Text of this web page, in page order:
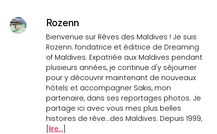
Rozenn
Bienvenue sur Rêves des Maldives ! Je suis
Rozenn. fondatrice et éditrice de Dreaming
of Maldives. Expatriée aux Maldives pendant
plusieurs années, je continue d'y séjourner
pour y découvrir maintenant de nouveaux
hôtels et accompagner Sakis, mon
partenaire, dans ses reportages photos. Je
partage ici avec vous mes plus belles
histoires de rêve...des Maldives. Depuis 1999,
[lire...]